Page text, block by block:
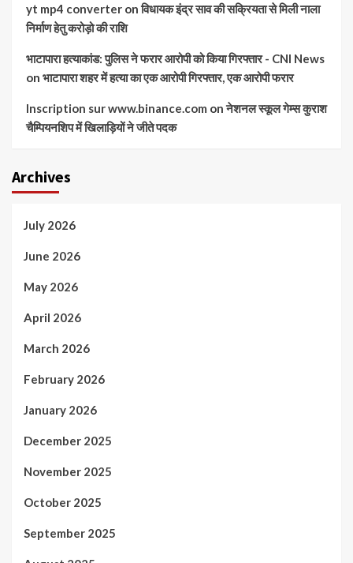
yt mp4 converter onविधायक इंद्र साव की सक्रियता से मिली नाला
निर्माण हेतु करोड़ो की राशि
भाटापारा हत्याकांड: पुलिस ने फरार आरोपी को किया गिरफ्तार - CNI News
on भाटापारा शहर में हत्या का एक आरोपी गिरफ्तार, एक आरोपी फरार
Inscription sur www.binance.com onनेशनल स्कूल गेम्स कुराश
चैम्पियनशिप में खिलाड़ियों ने जीते पदक
Archives
July 2026
June 2026
May 2026
April 2026
March 2026
February 2026
January 2026
December 2025
November 2025
October 2025
September 2025